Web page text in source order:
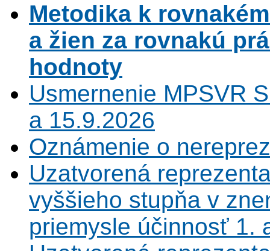
Metodika k
a žien za rovnakú
hodnoty
Usmernenie MPSVR
a 15.9.2026
Oznámenie o
Uzatvorená
vyššieho stupňa v
priemysle účinnosť 1.